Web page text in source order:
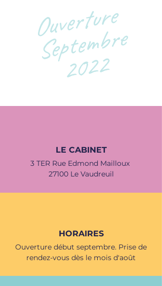
Ouverture
Septembre
2022
LE CABINET
3 TER Rue Edmond Mailloux
27100 Le Vaudreuil
HORAIRES
Ouverture début septembre. Prise de
rendez-vous dès le mois d'août